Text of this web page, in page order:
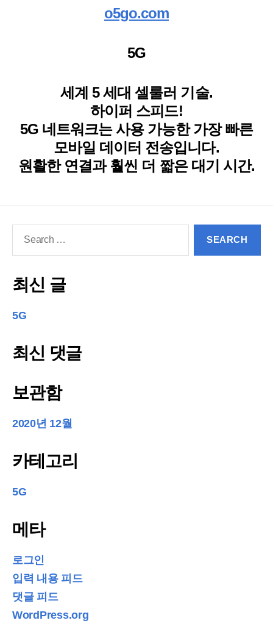
o5go.com
5G
세계 5 세대 셀룰러 기술.
하이퍼 스피드!
5G 네트워크는 사용 가능한 가장 빠른
모바일 데이터 전송입니다.
원활한 연결과 훨씬 더 짧은 대기 시간.
최신 글
5G
최신 댓글
보관함
2020년 12월
카테고리
5G
메타
로그인
입력 내용 피드
댓글 피드
WordPress.org